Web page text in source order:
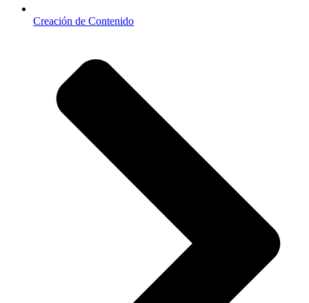
Creación de Contenido